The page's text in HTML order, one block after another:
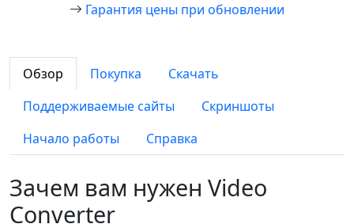
Гарантия цены при обновлении
Обзор Покупка
Скачать
Поддерживаемые сайты
Скриншоты
Начало работы
Справка
Зачем вам нужен Video
Converter